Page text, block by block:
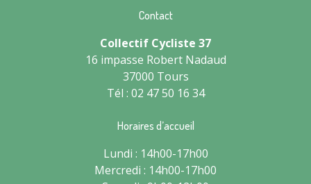
Contact
Collectif Cycliste 37
16 impasse Robert Nadaud
37000 Tours
Tél : 02 47 50 16 34
Horaires d’accueil
Lundi : 14h00-17h00
Mercredi : 14h00-17h00